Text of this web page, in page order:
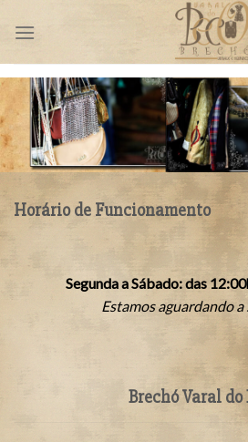
Horário de Funcionamento
Segunda a Sábado: das
Estamos aguardando a
Brechó Varal do